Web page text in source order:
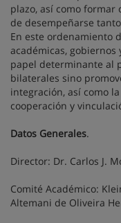
plazo, así como formar
de desempeñarse
En este ordenamiento
académicas,
papel determinante al
bilaterales sino
integración, así como
cooperación y
Datos Generales.
Director: Dr. Carlos J.
Comité Académico:
Altemani de Oliveira